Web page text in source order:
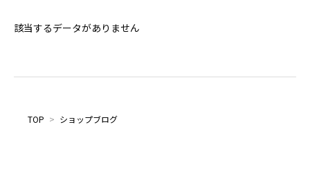
該当するデータがありません
TOP > ショップブログ